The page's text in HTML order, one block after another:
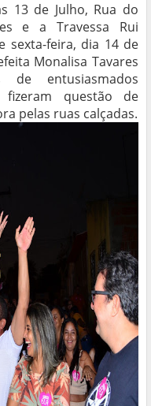
13 de Julho, Rua do
e a Travessa Rui
sexta-feira, dia 14 de
Monalisa Tavares
entusiasmados
questão de
pelas ruas calçadas.